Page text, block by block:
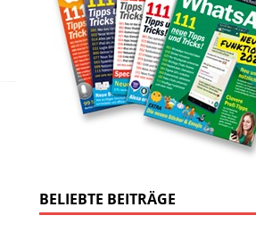
BELIEBTE BEITRÄGE